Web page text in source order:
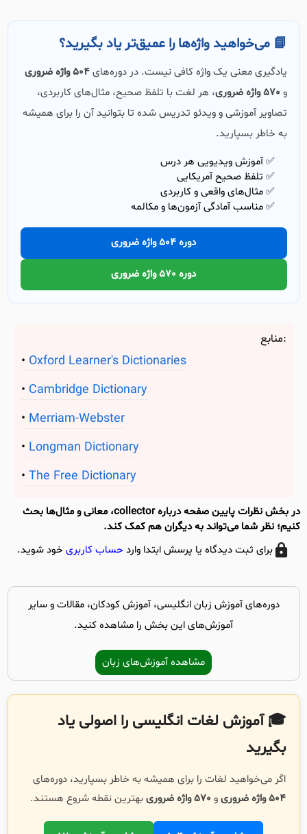
📘 می‌خواهید واژه‌ها را عمیق‌تر یاد بگیرید؟
یادگیری معنی یک واژه کافی نیست. در دوره‌های504 واژه ضروری
و 570 واژه ضروری
، هر لغت با تلفظ صحیح، مثال‌های کاربردی،
تصاویر آموزشی و ویدئو تدریس شده تا بتوانید آن را برای همیشه
به خاطر بسپارید.
✅ آموزش ویدیویی هر درس
✅ تلفظ صحیح آمریکایی
✅ مثال‌های واقعی و کاربردی
✅ مناسب آمادگی آزمون‌ها و مکالمه
دوره 504 واژه ضروری
دوره 570 واژه ضروری
منابع:
Oxford Learner's Dictionaries
Cambridge Dictionary
Merriam-Webster
Longman Dictionary
The Free Dictionary
در بخش نظرات پایین صفحه درباره collector، معانی و مثال‌ها بحث
کنیم؛ نظر شما می‌تواند به دیگران هم کمک کند.
برای ثبت دیدگاه یا پرسش ابتدا وارد حساب کاربری خود شوید.
دوره‌های آموزش زبان انگلیسی، آموزش کودکان، مقالات و سایر
آموزش‌های این بخش را مشاهده کنید.
مشاهده آموزش‌های زبان
🎓 آموزش لغات انگلیسی را اصولی یاد
بگیرید
اگر می‌خواهید لغات را برای همیشه به خاطر بسپارید، دوره‌های
504 واژه ضروری
و 570 واژه ضروری بهترین نقطه شروع هستند.